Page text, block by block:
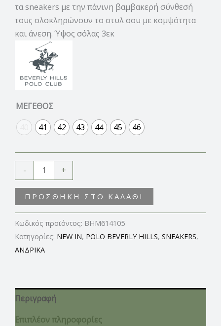
τα sneakers με την πάνινη βαμβακερή σύνθεσή
τους ολοκληρώνουν το στυλ σου με κομψότητα
και άνεση. Ύψος σόλας 3εκ
ΜΕΓΕΘΟΣ
41 42 43 44 45 46
- +
ΠΡΟΣΘΉΚΗ ΣΤΟ ΚΑΛΆΘΙ
Κωδικός προϊόντος: BHM614105
Κατηγορίες: NEW IN, POLO BEVERLY HILLS, SNEAKERS,
ΑΝΔΡΙΚΑ
Περιγραφή
Επιπλέον πληροφορίες